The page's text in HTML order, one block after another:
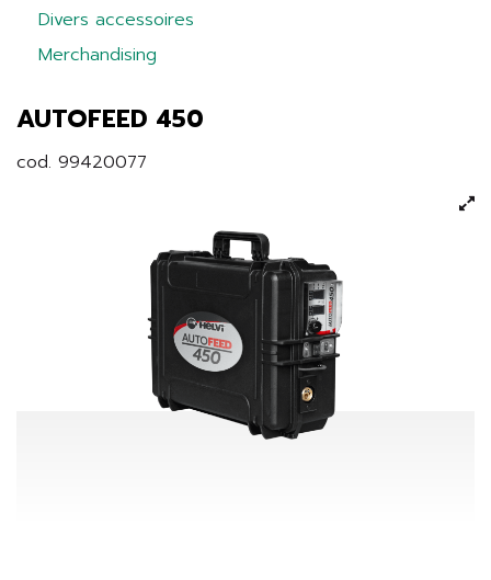
Divers accessoires
Merchandising
AUTOFEED 450
cod. 99420077